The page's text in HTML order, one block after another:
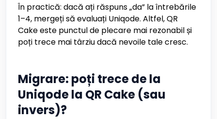
În practică: dacă ați răspuns „da” la întrebările
1–4, mergeți să evaluați Uniqode. Altfel, QR
Cake este punctul de plecare mai rezonabil și
poți trece mai târziu dacă nevoile tale cresc.
Migrare: poți trece de la
Uniqode la QR Cake (sau
invers)?